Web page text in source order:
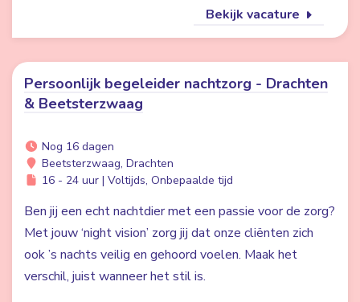
Bekijk vacature
Persoonlijk begeleider nachtzorg - Drachten
& Beetsterzwaag
Nog 16 dagen
Beetsterzwaag, Drachten
16 - 24 uur | Voltijds, Onbepaalde tijd
Ben jij een echt nachtdier met een passie voor de zorg?
Met jouw ‘night vision’ zorg jij dat onze cliënten zich
ook ’s nachts veilig en gehoord voelen. Maak het
verschil, juist wanneer het stil is.